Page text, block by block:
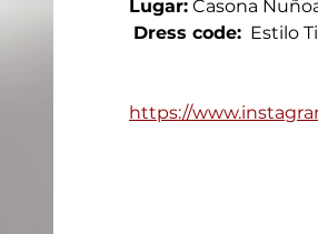
Lugar: Casona
Dress code: Estilo
https://